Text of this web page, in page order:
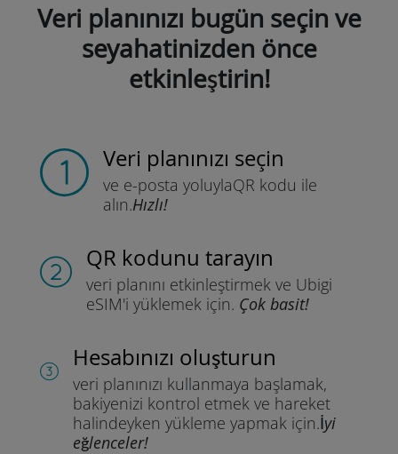
Veri planınızı bugün seçin ve
seyahatinizden önce
etkinleştirin!
Veri planınızı seçin
ve e-posta yoluylaQR kodu ile
alın.Hızlı!
QR kodunu tarayın
veri planını etkinleştirmek ve Ubigi
eSIM'i yüklemek için. Çok basit!
Hesabınızı oluşturun
veri planınızı kullanmaya başlamak,
bakiyenizi kontrol etmek ve hareket
halindeyken yükleme yapmak için.İyi
eğlenceler!